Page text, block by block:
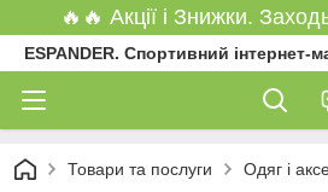
🔥🔥 Акції і Знижки.
ESPANDER. Спортивний інтернет-
Товари та послуги Одяг і